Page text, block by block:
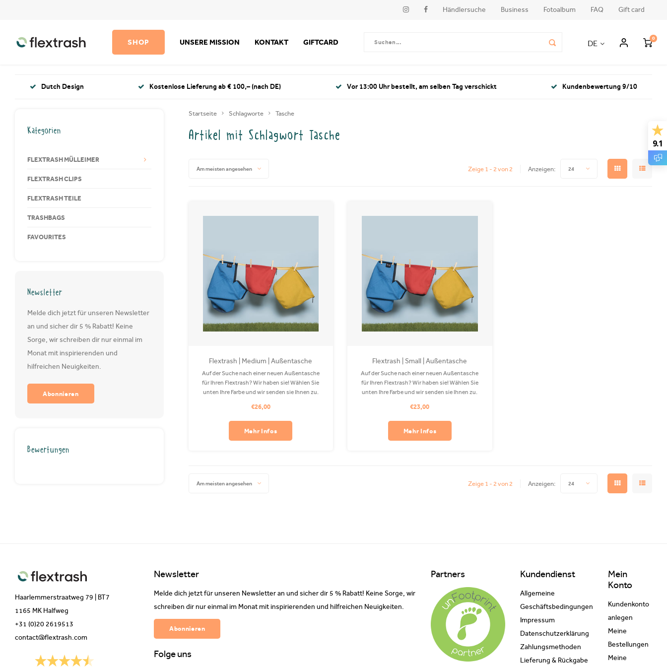
9.1
Händlersuche Business Fotoalbum FAQ Gift card
SHOP UNSERE MISSION KONTAKT GIFTCARD DE
0
Dutch Design Kostenlose Lieferung ab € 100,– (nach DE) Vor 13:00 Uhr bestellt, am selben Tag verschickt Kundenbewertung 9/10
Kategorien
FLEXTRASH MÜLLEIMER
FLEXTRASH CLIPS
FLEXTRASH TEILE
TRASHBAGS
FAVOURITES
Newsletter
Melde dich jetzt für unseren Newsletter
an und sicher dir 5 % Rabatt! Keine
Sorge, wir schreiben dir nur einmal im
Monat mit inspirierenden und
hilfreichen Neuigkeiten.
Abonnieren
Bewertungen
Startseite Schlagworte Tasche
Artikel mit Schlagwort Tasche
Am meisten angesehen Zeige 1 - 2 von 2 Anzeigen: 24
Flextrash | Medium | Außentasche
Auf der Suche nach einer neuen Außentasche
für Ihren Flextrash? Wir haben sie! Wählen Sie
unten Ihre Farbe und wir senden sie Ihnen zu.
€26,00
Mehr Infos
Flextrash | Small | Außentasche
Auf der Suche nach einer neuen Außentasche
für Ihren Flextrash? Wir haben sie! Wählen Sie
unten Ihre Farbe und wir senden sie Ihnen zu.
€23,00
Mehr Infos
Am meisten angesehen Zeige 1 - 2 von 2 Anzeigen: 24
Haarlemmerstraatweg 79 | BT7
1165 MK Halfweg
+31 (0)20 2619513
contact@flextrash.com
Newsletter
Melde dich jetzt für unseren Newsletter an und sicher dir 5 % Rabatt! Keine Sorge, wir
schreiben dir nur einmal im Monat mit inspirierenden und hilfreichen Neuigkeiten.
Abonnieren
Folge uns
Partners Kundendienst
Allgemeine
Geschäftsbedingungen
Impressum
Datenschutzerklärung
Zahlungsmethoden
Lieferung & Rückgabe
Mein
Konto
Kundenkonto
anlegen
Meine
Bestellungen
Meine